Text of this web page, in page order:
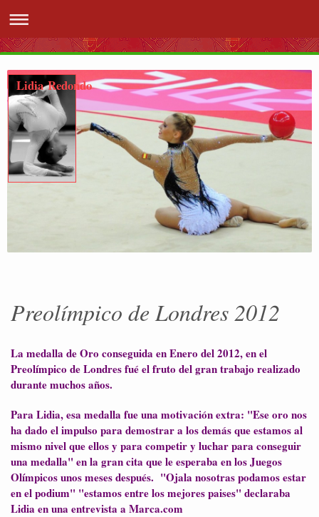
Lidia Redondo
Preolímpico de Londres 2012
La medalla de Oro conseguida en Enero del 2012, en el
Preolímpico de Londres fué el fruto del gran trabajo realizado
durante muchos años.
Para Lidia, esa medalla fue una motivación extra: "Ese oro nos
ha dado el impulso para demostrar a los demás que estamos al
mismo nivel que ellos y para competir y luchar para conseguir
una medalla" en la gran cita que le esperaba en los Juegos
Olímpicos unos meses después. "Ojala nosotras podamos estar
en el podium" "estamos entre los mejores paises" declaraba
Lidia en una entrevista a Marca.com